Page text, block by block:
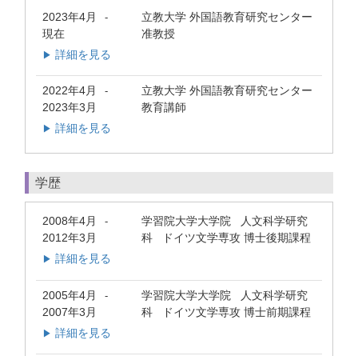
2023年4月 -
現在
立教大学 外国語教育研究センター
准教授
▶ 詳細を見る
2022年4月 -
2023年3月
立教大学 外国語教育研究センター
教育講師
▶ 詳細を見る
学歴
2008年4月 -
2012年3月
学習院大学大学院 人文科学研究
科 ドイツ文学専攻 博士後期課程
▶ 詳細を見る
2005年4月 -
2007年3月
学習院大学大学院 人文科学研究
科 ドイツ文学専攻 博士前期課程
▶ 詳細を見る